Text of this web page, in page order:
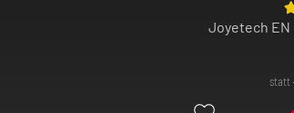
statt
Joyetech EN